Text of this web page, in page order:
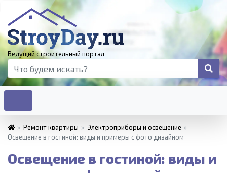
Ведущий строительный портал
» Ремонт квартиры » Электроприборы и освещение »
Освещение в гостиной: виды и примеры с фото дизайном
Освещение в гостиной: виды и